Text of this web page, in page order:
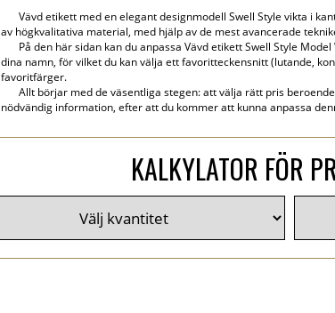
Vävd etikett med en elegant designmodell Swell Style vikta i
av högkvalitativa material, med hjälp av de mest avancerade
På den här sidan kan du anpassa Vävd etikett Swell Style
dina namn, för vilket du kan välja ett favoritteckensnitt (lutande,
favoritfärger.
Allt börjar med de väsentliga stegen: att välja rätt pris
nödvändig information, efter att du kommer att kunna anpassa
KALKYLATOR FÖR